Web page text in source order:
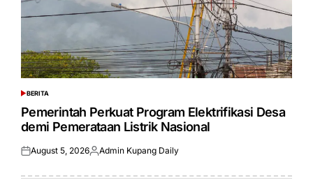
POSTED
IN
BERITA
Pemerintah Perkuat Program Elektrifikasi Desa
demi Pemerataan Listrik Nasional
Posted
August 5, 2026Posted
Admin Kupang Daily